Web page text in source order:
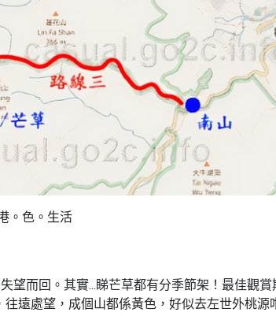
。色。生活
望而回。其實...睇芒草都有分季節架！最佳觀賞
遠處望，成個山都係黃色，好似去左世外桃源